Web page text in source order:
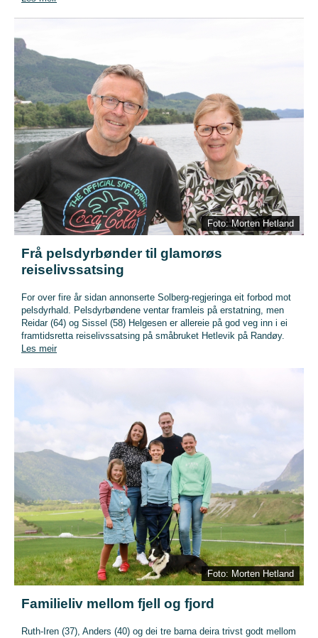
Foto: Morten Hetland
Frå pelsdyrbønder til glamorøs
reiselivssatsing
For over fire år sidan annonserte Solberg-regjeringa eit forbod mot
pelsdyrhald. Pelsdyrbøndene ventar framleis på erstatning, men
Reidar (64) og Sissel (58) Helgesen er allereie på god veg inn i ei
framtidsretta reiselivssatsing på småbruket Hetlevik på Randøy.
Les meir
Foto: Morten Hetland
Familieliv mellom fjell og fjord
Ruth-Iren (37), Anders (40) og dei tre barna deira trivst godt mellom